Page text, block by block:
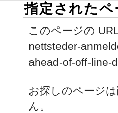
指定された
このページの
nettsteder-
ahead-of-off-line-
お探しのページ
ん。